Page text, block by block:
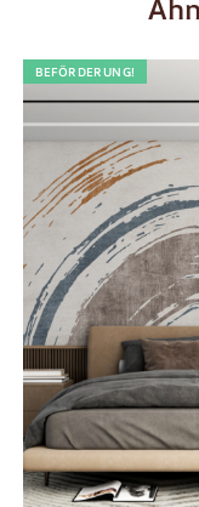
BEFÖRDERUNG!